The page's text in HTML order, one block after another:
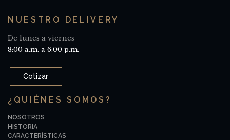
NUESTRO DELIVERY
De lunes a viernes
8:00 a.m. a 6:00 p.m.
Cotizar
¿QUIÉNES SOMOS?
NOSOTROS
HISTORIA
CARACTERÍSTICAS